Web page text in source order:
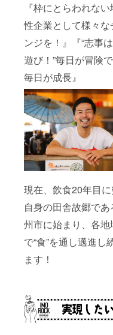
『枠にとらわれな
性企業として様々な
ンジを！』『“志事
遊び！”毎日が冒険で
毎日が成長』
現在、飲食20年目に
自身の田舎故郷で
州市に始まり、各地
で“食”を通し邁進し
ます！